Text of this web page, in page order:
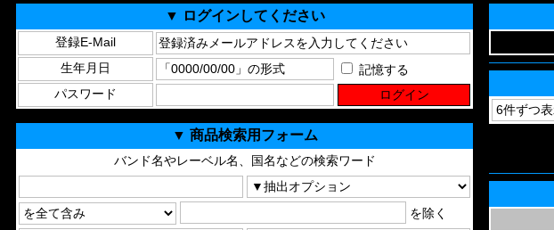
▼ ログインしてください
登録E-Mail
生年月日
記憶する
パスワード
▼ 商品検索用フォーム
バンド名やレーベル名、国名などの検索ワード
を除く